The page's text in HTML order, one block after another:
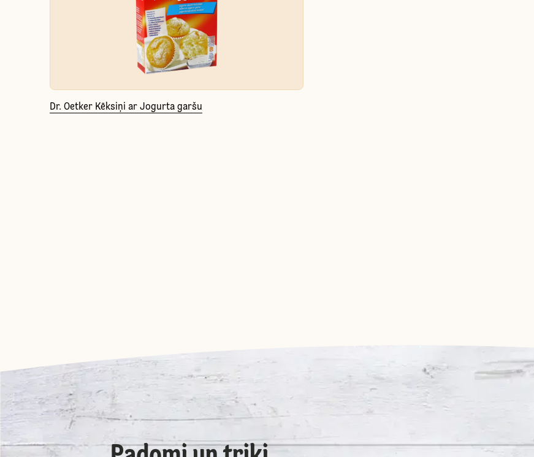
Dr. Oetker Kēksiņi ar Jogurta garšu